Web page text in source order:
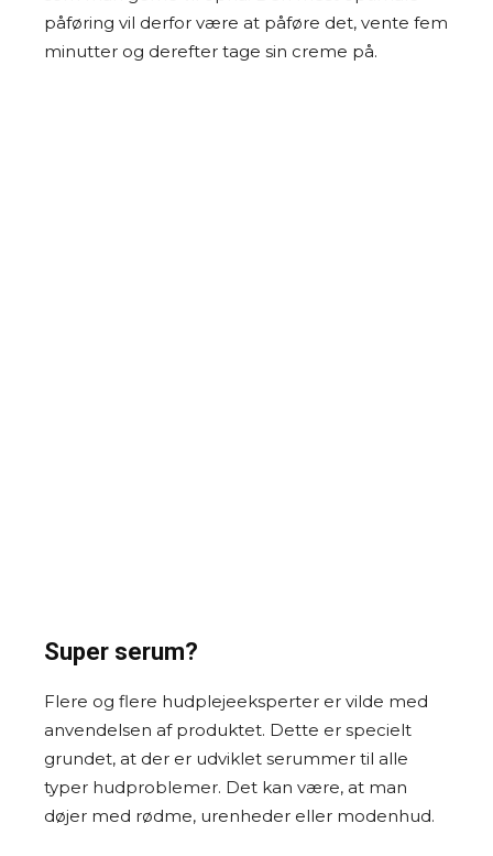
påføring vil derfor være at påføre det, vente fem
minutter og derefter tage sin creme på.
Super serum?
Flere og flere hudplejeeksperter er vilde med
anvendelsen af produktet. Dette er specielt
grundet, at der er udviklet serummer til alle
typer hudproblemer. Det kan være, at man
døjer med rødme, urenheder eller modenhud.